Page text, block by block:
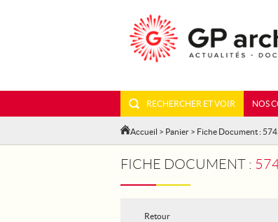
RECHERCHER ET VOIR NOS
Accueil > Panier > Fiche Document :
FICHE DOCUMENT :
Retour